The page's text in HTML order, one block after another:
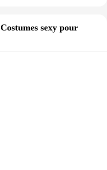
Costumes sexy pour